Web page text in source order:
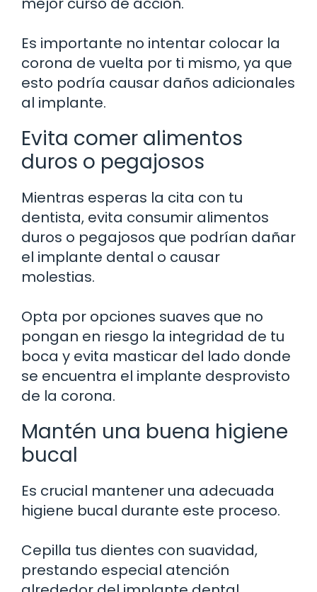
Es importante no intentar colocar la
corona de vuelta por ti mismo, ya que
esto podría causar daños adicionales
al implante.
Evita comer alimentos
duros o pegajosos
Mientras esperas la cita con tu
dentista, evita consumir alimentos
duros o pegajosos que podrían dañar
el implante dental o causar
molestias.
Opta por opciones suaves que no
pongan en riesgo la integridad de tu
boca y evita masticar del lado donde
se encuentra el implante desprovisto
de la corona.
Mantén una buena higiene
bucal
Es crucial mantener una adecuada
higiene bucal durante este proceso.
Cepilla tus dientes con suavidad,
prestando especial atención